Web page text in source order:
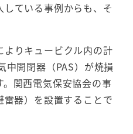
ている事例からも、そ
りキュービクル内の計
中開閉器（PAS）が焼損
関西電気保安協会の事
器）を設置することで